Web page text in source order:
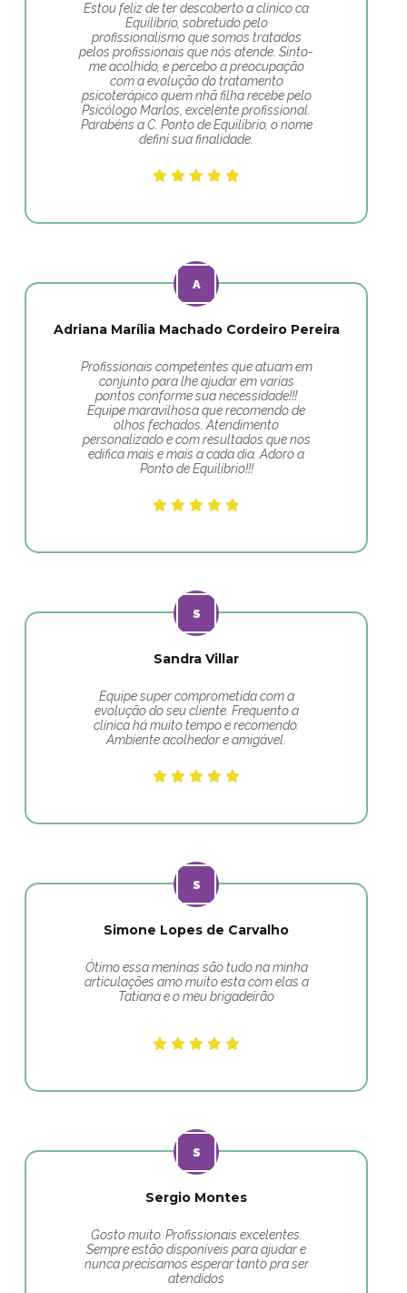
Estou feliz de ter descoberto a clínico ca
Equilíbrio, sobretudo pelo
profissionalismo que somos tratados
pelos profissionais que nós atende. Sinto-
me acolhido, e percebo a preocupação
com a evolução do tratamento
psicoterápico quem nhã filha recebe pelo
Psicólogo Marlos, excelente profissional.
Parabéns a C. Ponto de Equilíbrio, o nome
defini sua finalidade.
Adriana Marília Machado Cordeiro Pereira
Profissionais competentes que atuam em
conjunto para lhe ajudar em varias
pontos conforme sua necessidade!!!
Equipe maravilhosa que recomendo de
olhos fechados. Atendimento
personalizado e com resultados que nos
edifica mais e mais a cada dia. Adoro a
Ponto de Equilíbrio!!!
Sandra Villar
Equipe super comprometida com a
evolução do seu cliente. Frequento a
clínica há muito tempo e recomendo.
Ambiente acolhedor e amigável.
Simone Lopes de Carvalho
Ótimo essa meninas são tudo na minha
articulações amo muito esta com elas a
Tatiana e o meu brigadeirão
Sergio Montes
Gosto muito. Profissionais excelentes.
Sempre estão disponíveis para ajudar e
nunca precisamos esperar tanto pra ser
atendidos